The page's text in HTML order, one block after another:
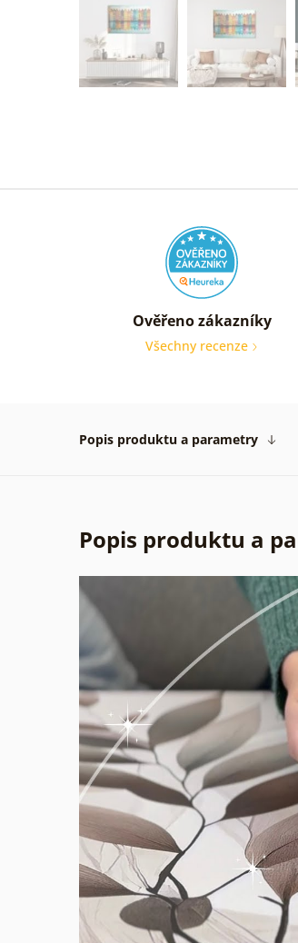
Ověřeno zákazníky
Všechny recenze
Popis produktu a parametry
Popis produktu a